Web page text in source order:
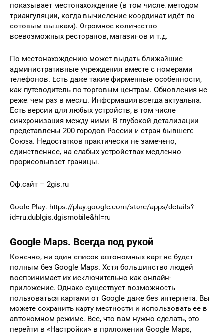
показывает местонахождение (в том числе, методом
триангуляции, когда вычисление координат идёт по
сотовым вышкам). Огромное количество
всевозможных ресторанов, магазинов и т.д.
По местонахождению может выдать ближайшие
административные учреждения вместе с номерами
телефонов. Есть даже такие фирменные особенности,
как путеводитель по торговым центрам. Обновления не
реже, чем раз в месяц. Информация всегда актуальна.
Есть версии для любых устройств, в том числе
синхронизация между ними. В глубокой детализации
представлены 200 городов России и стран бывшего
Союза. Недостатков практически не замечено,
единственное, на слабых устройствах медленно
прорисовывает границы.
Оф.сайт – 2gis.ru
Goole Play: https://play.google.com/store/apps/details?
id=ru.dublgis.dgismobile&hl=ru
Google Maps. Всегда под рукой
Конечно, ни один список автономных карт не будет
полным без Google Maps. Хотя большинство людей
воспринимает их исключительно как онлайн-
приложение. Однако существует возможность
пользоваться картами от Google даже без интернета. Вы
можете сохранить карту местности и использовать ее в
автономном режиме. Все, что вам нужно сделать, это
перейти в «Настройки» в приложении Google Maps,